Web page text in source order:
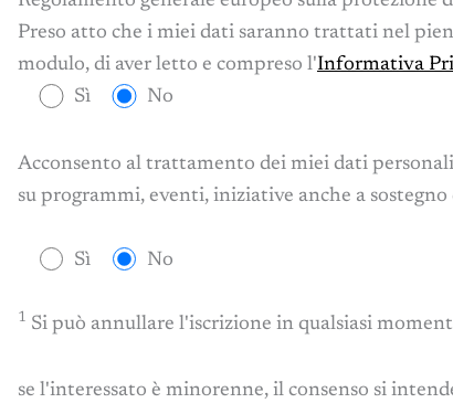
Preso atto che i miei dati saranno trattati nel
modulo, di aver letto e compreso l'Informativa
Sì
No
Acconsento al trattamento dei miei dati
su programmi, eventi, iniziative anche a
Sì No
1 Si può annullare l'iscrizione in qualsiasi
se l'interessato è minorenne, il consenso si